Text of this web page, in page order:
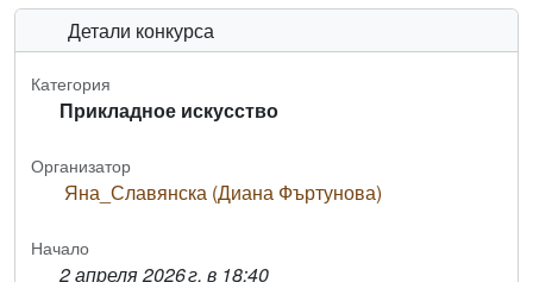
Детали конкурса
Категория
Прикладное искусство
Организатор
Яна_Славянска (Диана Фъртунова)
Начало
2 апреля 2026 г. в 18:40